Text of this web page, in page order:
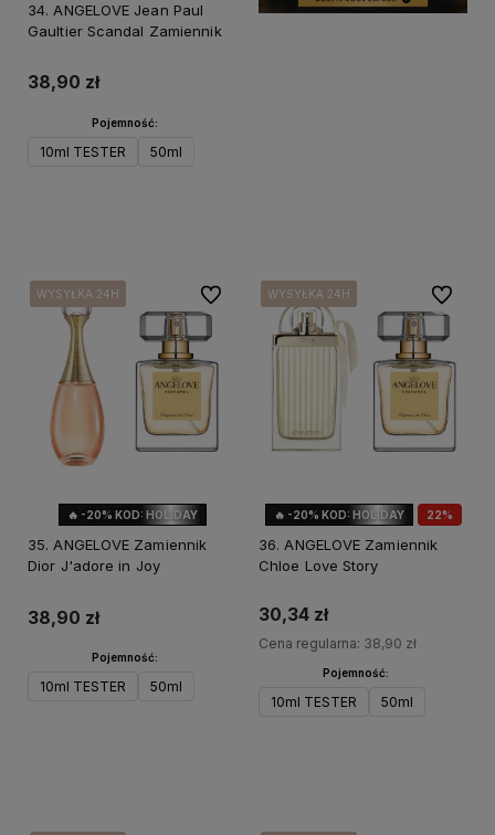
34. ANGELOVE Jean Paul
Gaultier Scandal Zamiennik
38,90 zł
Pojemność:
10ml TESTER 50ml
🔥 -20% KOD: HOLIDAY
WYSYŁKA 24H
WYSYŁKA 24H
WYSYŁKA 24H
WYSYŁKA 24H
WYSYŁKA 24H
35. ANGELOVE Zamiennik
Dior J'adore in Joy
38,90 zł
Pojemność:
10ml TESTER 50ml
Do ulubionych
22%
OKAZJA
🔥 -20% KOD: HOLIDAY
WYSYŁKA 24H
WYSYŁKA 24H
WYSYŁKA 24H
WYSYŁKA 24H
WYSYŁKA 24H
36. ANGELOVE Zamiennik
Chloe Love Story
30,34 zł
Cena regularna: 38,90 zł
Pojemność:
10ml TESTER 50ml
Do